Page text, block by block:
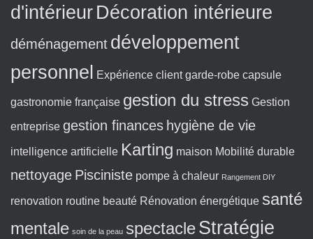
d'intérieurDécoration intérieure
déménagement développement
personnel Expérience client garde-robe capsule
gastronomie française gestion du stress Gestion
entreprise gestion finances hygiène de vie
intelligence artificielle Karting maison Mobilité durable
nettoyage Pisciniste pompe à chaleur Rangement DIY
renovation routine beauté Rénovation énergétique santé
mentale soin de la peau spectacleStratégie